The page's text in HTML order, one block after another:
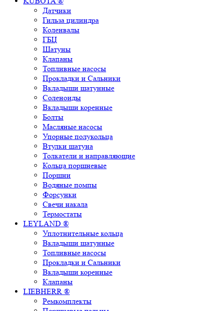
Датчики
Гильза цилиндра
Коленвалы
ГБЦ
Шатуны
Клапаны
Топливные насосы
Прокладки и Сальники
Вкладыши шатунные
Соленоиды
Вкладыши коренные
Болты
Масляные насосы
Упорные полукольца
Втулки шатуна
Толкатели и направляющие
Кольца поршневые
Поршни
Водяные помпы
Форсунки
Свечи накала
Термостаты
LEYLAND ®
Уплотнительные кольца
Вкладыши шатунные
Топливные насосы
Прокладки и Сальники
Вкладыши коренные
Клапаны
LIEBHERR ®
Ремкомплекты